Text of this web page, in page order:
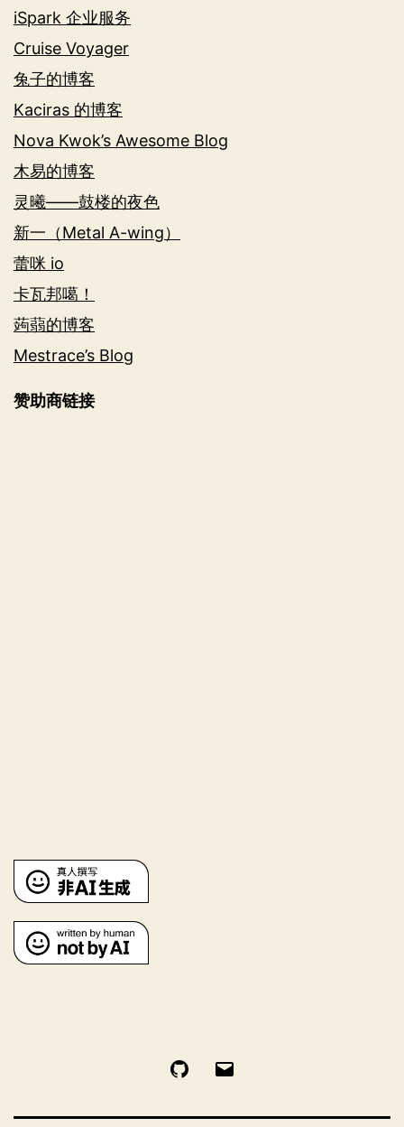
iSpark 企业服务
Cruise Voyager
兔子的博客
Kaciras 的博客
Nova Kwok’s Awesome Blog
木易的博客
灵曦——鼓楼的夜色
新一（Metal A-wing）
蕾咪 io
卡瓦邦噶！
蒟蒻的博客
Mestrace’s Blog
赞助商链接
GitHub